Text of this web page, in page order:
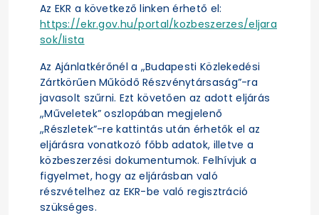
Az EKR a következő linken érhető el:
https://ekr.gov.hu/portal/kozbeszerzes/eljara
sok/lista
Az Ajánlatkérőnél a „Budapesti Közlekedési
Zártkörűen Működő Részvénytársaság”-ra
javasolt szűrni. Ezt követően az adott eljárás
„Műveletek” oszlopában megjelenő
„Részletek”-re kattintás után érhetők el az
eljárásra vonatkozó főbb adatok, illetve a
közbeszerzési dokumentumok. Felhívjuk a
figyelmet, hogy az eljárásban való
részvételhez az EKR-be való regisztráció
szükséges.